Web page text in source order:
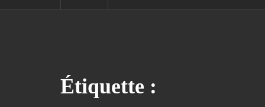
Étiquette :